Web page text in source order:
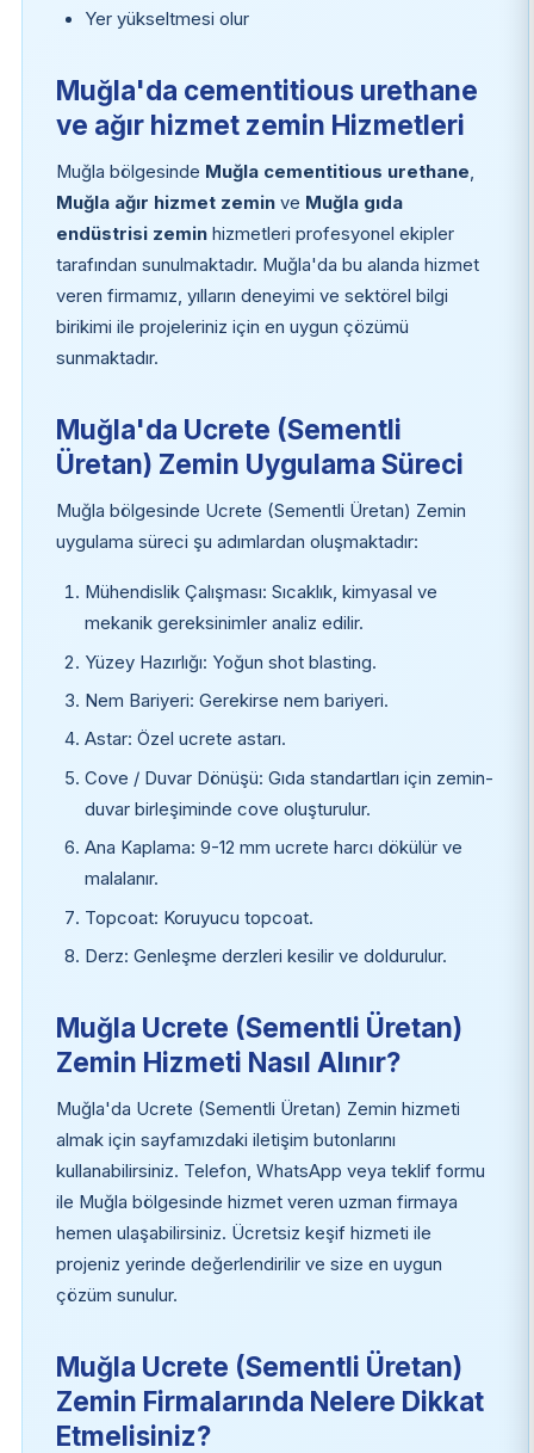
Yer yükseltmesi olur
Muğla'da cementitious urethane
ve ağır hizmet zemin Hizmetleri
Muğla bölgesinde Muğla cementitious urethane,
Muğla ağır hizmet zeminve Muğla gıda
endüstrisi zeminhizmetleri profesyonel ekipler
tarafından sunulmaktadır. Muğla'da bu alanda hizmet
veren firmamız, yılların deneyimi ve sektörel bilgi
birikimi ile projeleriniz için en uygun çözümü
sunmaktadır.
Muğla'da Ucrete (Sementli
Üretan) Zemin Uygulama Süreci
Muğla bölgesinde Ucrete (Sementli Üretan) Zemin
uygulama süreci şu adımlardan oluşmaktadır:
Mühendislik Çalışması: Sıcaklık, kimyasal ve
mekanik gereksinimler analiz edilir.
Yüzey Hazırlığı: Yoğun shot blasting.
Nem Bariyeri: Gerekirse nem bariyeri.
Astar: Özel ucrete astarı.
Cove / Duvar Dönüşü: Gıda standartları için zemin-
duvar birleşiminde cove oluşturulur.
Ana Kaplama: 9-12 mm ucrete harcı dökülür ve
malalanır.
Topcoat: Koruyucu topcoat.
Derz: Genleşme derzleri kesilir ve doldurulur.
Muğla Ucrete (Sementli Üretan)
Zemin Hizmeti Nasıl Alınır?
Muğla'da Ucrete (Sementli Üretan) Zemin hizmeti
almak için sayfamızdaki iletişim butonlarını
kullanabilirsiniz. Telefon, WhatsApp veya teklif formu
ile Muğla bölgesinde hizmet veren uzman firmaya
hemen ulaşabilirsiniz. Ücretsiz keşif hizmeti ile
projeniz yerinde değerlendirilir ve size en uygun
çözüm sunulur.
Muğla Ucrete (Sementli Üretan)
Zemin Firmalarında Nelere Dikkat
Etmelisiniz?